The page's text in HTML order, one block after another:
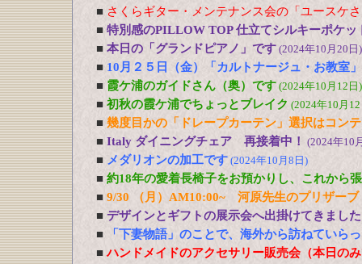
■ さくらギター・メンテナンス会の「ユースケ
■ 特別感のPILLOW TOP 仕立てシルキーポケッ
■ 本日の「グランドピアノ」です (2024年10月20日)
■ 10月２５日（金）「カルトナージュ・お教室
■ 霞ケ浦のガイドさん（奥）です (2024年10月12日)
■ 初秋の霞ケ浦でちょっとブレイク (2024年10月
■ 幾度目かの「ドレープカーテン」選択はコン
■ Italy ダイニングチェア 再接着中！ (2024年10
■ メダリオンの加工です (2024年10月8日)
■ 約18年の愛着長椅子をお預かりし、これから
■ 9/30 （月）AM10:00~ 河原先生のプリザー
■ デザインとギフトの展示会へ出掛けてきました
■
「下妻物語」のことで、海外から訪ねていら
■ ハンドメイドのアクセサリー販売会（本日の